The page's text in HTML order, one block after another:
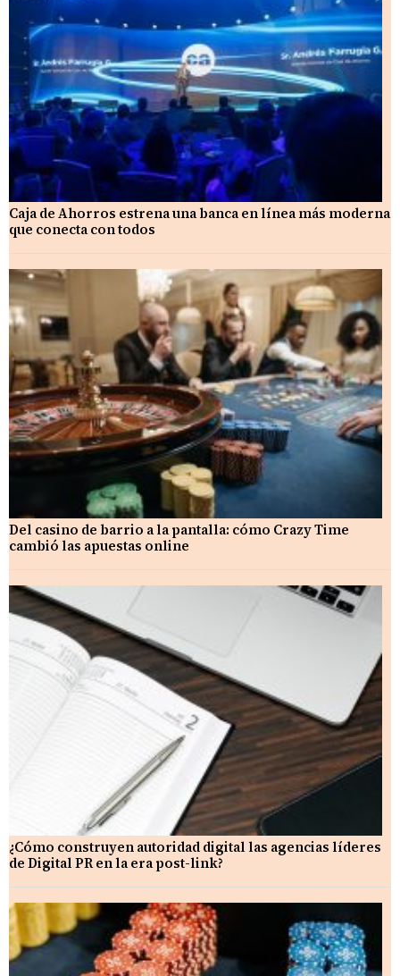
Caja de Ahorros estrena una banca en línea más moderna
que conecta con todos
Del casino de barrio a la pantalla: cómo Crazy Time
cambió las apuestas online
¿Cómo construyen autoridad digital las agencias líderes
de Digital PR en la era post-link?